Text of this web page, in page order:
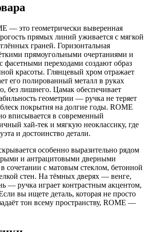
— это геометрически выверенная
прямых линий уживается с мягкой
граней. Горизонтальная
прямоугольными очертаниями и
фасетными переходами создают образ
красоты. Глянцевый хром отражает
его полированный металл в руках
без лишнего. Цамак обеспечивает
геометрии — ручка не теряет
покрытия на долгие годы. ROME
вписывается в современный
хай-тек и мягкую неоклассику, где
и достоинство детали.
особенно выразительно рядом
и антрацитовыми дверными
сочетании с матовым стеклом, бетонной
стен. На тёмных дверях — венге,
— ручка играет контрастным акцентом,
вы ищете деталь, которая не просто
тон всему пространству, ROME —